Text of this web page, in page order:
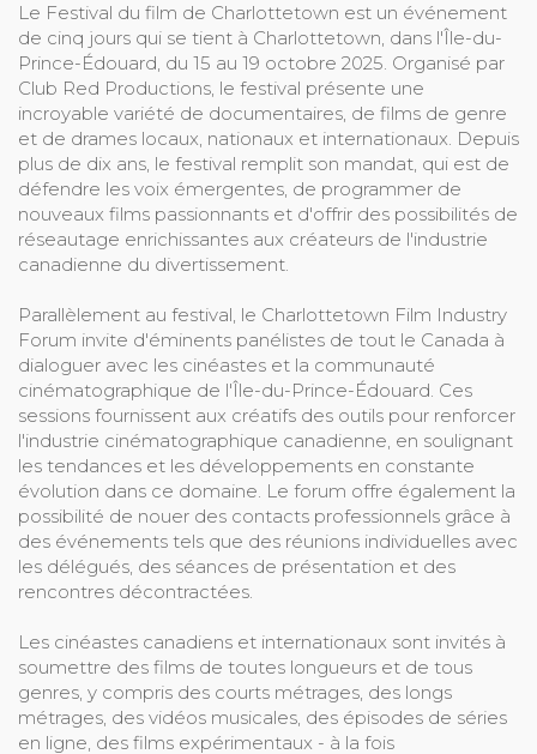
Le Festival du film de Charlottetown est un événement
de cinq jours qui se tient à Charlottetown, dans l'Île-du-
Prince-Édouard, du 15 au 19 octobre 2025. Organisé par
Club Red Productions, le festival présente une
incroyable variété de documentaires, de films de genre
et de drames locaux, nationaux et internationaux. Depuis
plus de dix ans, le festival remplit son mandat, qui est de
défendre les voix émergentes, de programmer de
nouveaux films passionnants et d'offrir des possibilités de
réseautage enrichissantes aux créateurs de l'industrie
canadienne du divertissement.
Parallèlement au festival, le Charlottetown Film Industry
Forum invite d'éminents panélistes de tout le Canada à
dialoguer avec les cinéastes et la communauté
cinématographique de l'Île-du-Prince-Édouard. Ces
sessions fournissent aux créatifs des outils pour renforcer
l'industrie cinématographique canadienne, en soulignant
les tendances et les développements en constante
évolution dans ce domaine. Le forum offre également la
possibilité de nouer des contacts professionnels grâce à
des événements tels que des réunions individuelles avec
les délégués, des séances de présentation et des
rencontres décontractées.
Les cinéastes canadiens et internationaux sont invités à
soumettre des films de toutes longueurs et de tous
genres, y compris des courts métrages, des longs
métrages, des vidéos musicales, des épisodes de séries
en ligne, des films expérimentaux - à la fois